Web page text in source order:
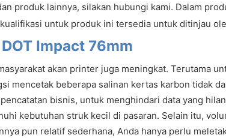
produk lainnya, silakan hubungi kami. Dalam
untuk produk ini tersedia untuk ditinjau
Impact 76mm
akan printer juga meningkat. Terutama
mencetak beberapa salinan kertas karbon tidak
bisnis, untuk menghindari data yang
kebutuhan struk kecil di pasaran. Selain itu,
pun relatif sederhana, Anda hanya perlu